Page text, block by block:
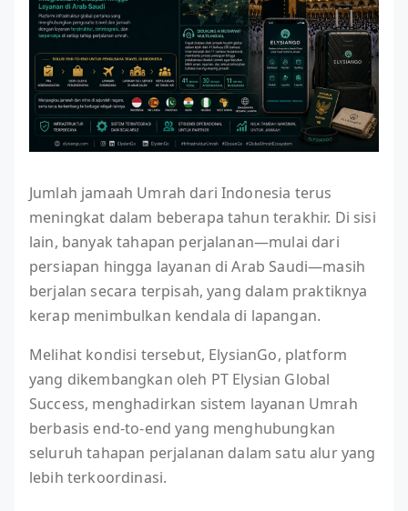
Jumlah jamaah Umrah dari Indonesia terus
meningkat dalam beberapa tahun terakhir. Di sisi
lain, banyak tahapan perjalanan—mulai dari
persiapan hingga layanan di Arab Saudi—masih
berjalan secara terpisah, yang dalam praktiknya
kerap menimbulkan kendala di lapangan.
Melihat kondisi tersebut, ElysianGo, platform
yang dikembangkan oleh PT Elysian Global
Success, menghadirkan sistem layanan Umrah
berbasis end-to-end yang menghubungkan
seluruh tahapan perjalanan dalam satu alur yang
lebih terkoordinasi.